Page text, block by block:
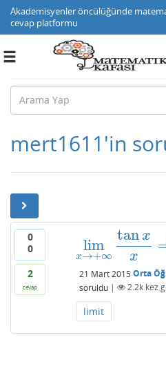
Akademisyenler öncülüğünde
cevap platformu
Toggle
mert1611'in
0
0
2
cevap
lim
x→+∞
tanx
x
limx→ +∞tanx x=
21 Mart 2015 Orta
soruldu | 2.2kkez
limit